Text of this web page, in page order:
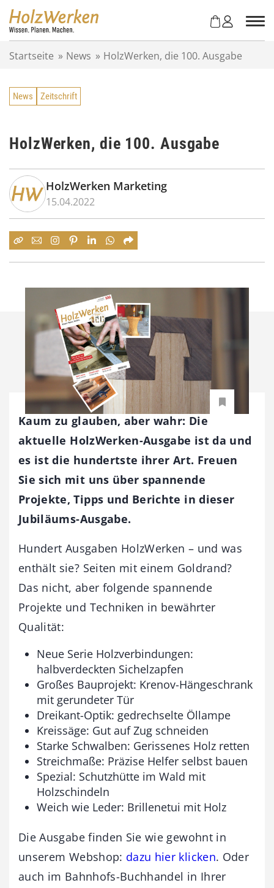
Startseite » News » HolzWerken, die 100. Ausgabe
News Zeitschrift
HolzWerken, die 100. Ausgabe
HolzWerken Marketing
15.04.2022
Kaum zu glauben, aber wahr: Die
aktuelle HolzWerken-Ausgabe ist da und
es ist die hundertste ihrer Art. Freuen
Sie sich mit uns über spannende
Projekte, Tipps und Berichte in dieser
Jubiläums-Ausgabe.
Hundert Ausgaben HolzWerken – und was
enthält sie? Seiten mit einem Goldrand?
Das nicht, aber folgende spannende
Projekte und Techniken in bewährter
Qualität:
Neue Serie Holzverbindungen:
halbverdeckten Sichelzapfen
Großes Bauprojekt: Krenov-Hängeschrank
mit gerundeter Tür
Dreikant-Optik: gedrechselte Öllampe
Kreissäge: Gut auf Zug schneiden
Starke Schwalben: Gerissenes Holz retten
Streichmaße: Präzise Helfer selbst bauen
Spezial: Schutzhütte im Wald mit
Holzschindeln
Weich wie Leder: Brillenetui mit Holz
Die Ausgabe finden Sie wie gewohnt in
unserem Webshop: dazu hier klicken. Oder
auch im Bahnhofs-Buchhandel in Ihrer